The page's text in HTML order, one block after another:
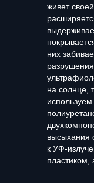
живет
них
на солнце,
высыхания
к УФ-
пластиком,